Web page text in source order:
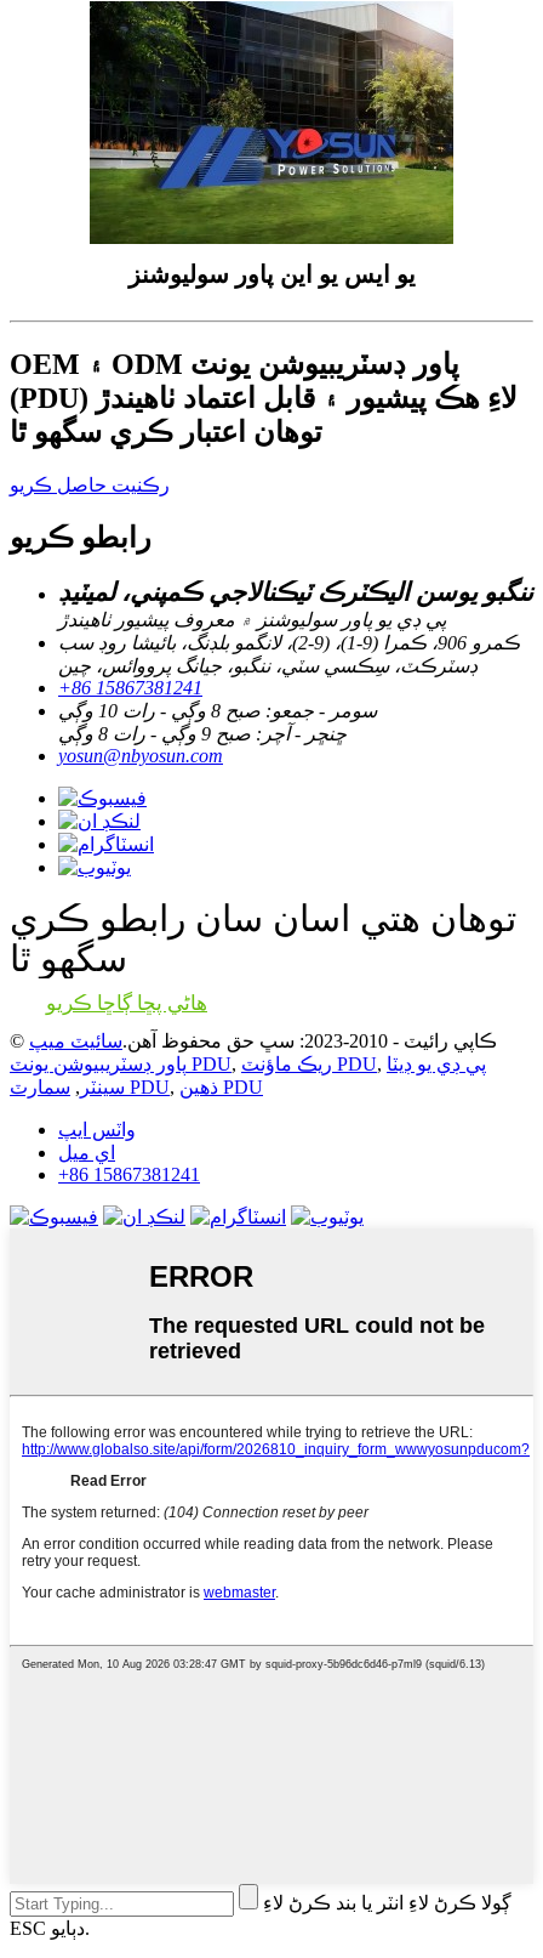
يو ايس يو اين پاور سوليوشنز
OEM ۽ ODM پاور ڊسٽريبيوشن يونٽ
(PDU) لاءِ هڪ پيشيور ۽ قابل اعتماد ٺاهيندڙ
توهان اعتبار ڪري سگهو ٿا
رڪنيت حاصل ڪريو
رابطو ڪريو
ننگبو يوسن اليڪٽرڪ ٽيڪنالاجي ڪمپني، لميٽيڊ
پي ڊي يو پاور سوليوشنز ۾ معروف پيشيور ٺاهيندڙ
ڪمرو 906، ڪمرا (9-1)، (9-2)، لانگمو بلڊنگ، بائيشا روڊ سب
ڊسٽرڪٽ، سِڪسي سٽي، ننگبو، جيانگ پرووائس، چين
+86 15867381241
سومر - جمعو: صبح 8 وڳي - رات 10 وڳي
ڇنڇر - آچر: صبح 9 وڳي - رات 8 وڳي
yosun@nbyosun.com
توهان هتي اسان سان رابطو ڪري
سگهو ٿا
هاڻي پڇا ڳاڇا ڪريو
© ڪاپي رائيٽ - 2010-2023: سڀ حق محفوظ آهن.
سائيٽ ميپ
پاور ڊسٽريبيوشن يونٽ PDU, ريڪ ماؤنٽ PDU, پي ڊي يو ڊيٽا
سينٽر , سمارٽ PDU, ذهين PDU
واٽس ايپ
اي ميل
+86 15867381241
ڳولا ڪرڻ لاءِ انٽر يا بند ڪرڻ لاءِ
ESC دٻايو.